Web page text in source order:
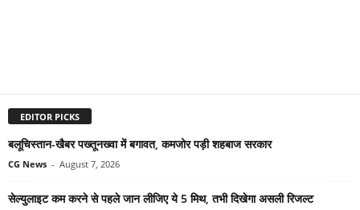
EDITOR PICKS
बलूचिस्तान-खैबर पख्तूनख्वा में बगावत, कमजोर पड़ी शहबाज सरकार
CG News - August 7, 2026
सेल्युलाइट कम करने से पहले जान लीजिए ये 5 मिथ, तभी दिखेगा असली रिजल्ट